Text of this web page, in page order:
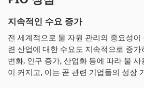
지속적인 수요 증가
전 세계적으로 물 자원 관리의 중요성
련 산업에 대한 수요도 지속적으로 증
변화, 인구 증가, 산업화 등에 따라 물
이 커지고, 이는 곧 관련 기업들의 성장